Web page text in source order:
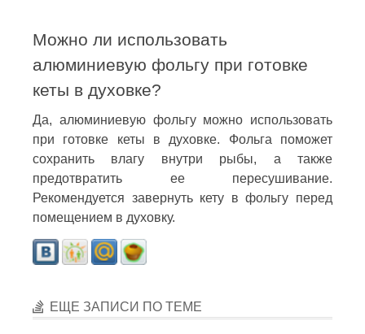
Можно ли использовать
алюминиевую фольгу при готовке
кеты в духовке?
Да, алюминиевую фольгу можно использовать
при готовке кеты в духовке. Фольга поможет
сохранить влагу внутри рыбы, а также
предотвратить ее пересушивание.
Рекомендуется завернуть кету в фольгу перед
помещением в духовку.
ЕЩЕ ЗАПИСИ ПО ТЕМЕ